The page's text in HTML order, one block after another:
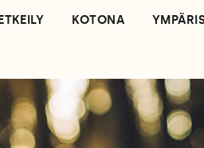
KOTONA